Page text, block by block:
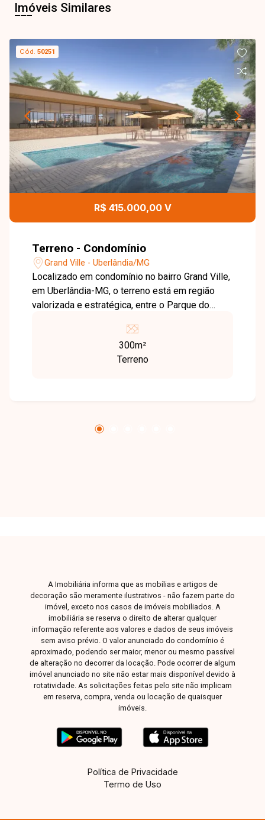
Imóveis Similares
Cód.50251
R$ 415.000,00 V
Terreno - Condomínio
Grand Ville - Uberlândia/MG
Localizado em condomínio no bairro Grand Ville,
em Uberlândia-MG, o terreno está em região
valorizada e estratégica, entre o Parque do
Rui de Castro Santos e Av. Anselmo Alves dos
Santos, oferecendo qualidade de vida,
segurança e fácil mobilidade. Terreno com 300
ótima oportunidade para construir a casa que
300m²
Terreno
A Imobiliária informa que as mobílias e artigos de
decoração são meramente ilustrativos - não fazem parte do
imóvel, exceto nos casos de imóveis mobiliados. A
imobiliária se reserva o direito de alterar qualquer
informação referente aos valores e dados de seus imóveis
sem aviso prévio. O valor anunciado do condomínio é
aproximado, podendo ser maior, menor ou mesmo passível
de alteração no decorrer da locação. Pode ocorrer de algum
imóvel anunciado no site não estar mais disponível devido à
rotatividade. As solicitações feitas pelo site não implicam
em reserva, compra, venda ou locação de quaisquer
imóveis.
Política de Privacidade
Termo de Uso